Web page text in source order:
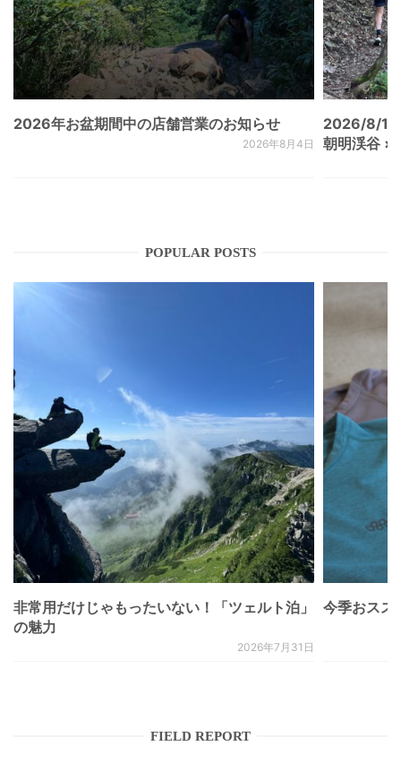
2026年お盆期間中の店舗営業のお知らせ
2026年8月4日
2026/8/
朝明渓谷 ×
POPULAR POSTS
非常用だけじゃもったいない！「ツェルト泊」
の魅力
2026年7月31日
今季おスス
FIELD REPORT